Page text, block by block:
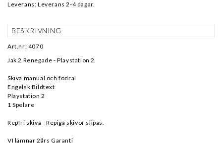
Leverans: Leverans 2-4 dagar.
BESKRIVNING
Art.nr: 4070
Jak 2 Renegade - Playstation 2
Skiva manual och fodral
Engelsk Bildtext
Playstation 2
1 Spelare
Repfri skiva - Repiga skivor slipas.
VI lämnar 2års Garanti